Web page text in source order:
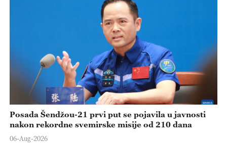
Posada Šendžou-21 prvi put se pojavila u javnosti
nakon rekordne svemirske misije od 210 dana
06-Aug-2026